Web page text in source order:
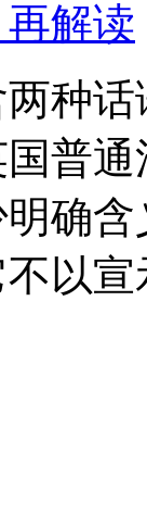
解读
两种
普
确
以